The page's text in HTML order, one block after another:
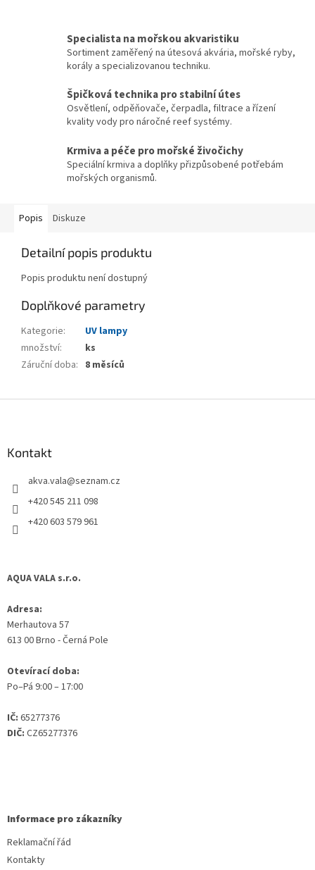
Specialista na mořskou akvaristiku
Sortiment zaměřený na útesová akvária, mořské ryby,
korály a specializovanou techniku.
Špičková technika pro stabilní útes
Osvětlení, odpěňovače, čerpadla, filtrace a řízení
kvality vody pro náročné reef systémy.
Krmiva a péče pro mořské živočichy
Speciální krmiva a doplňky přizpůsobené potřebám
mořských organismů.
Popis Diskuze
Detailní popis produktu
Popis produktu není dostupný
Doplňkové parametry
Kategorie:
UV lampy
množství:
ks
Záruční doba: 8 měsíců
Kontakt
akva.vala@seznam.cz
+420 545 211 098
+420 603 579 961
AQUA VALA s.r.o.
Adresa:
Merhautova 57
613 00 Brno - Černá Pole
Otevírací doba:
Po–Pá 9:00 – 17:00
IČ: 65277376
DIČ: CZ65277376
Informace pro zákazníky
Reklamační řád
Kontakty